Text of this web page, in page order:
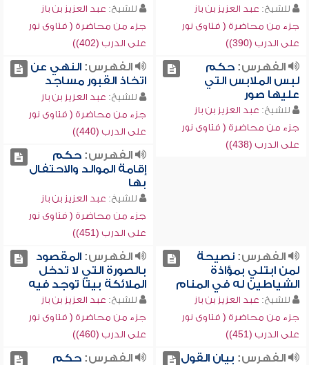
للشيخ: عبد العزيز بن باز
جزء من محاضرة ( فتاوى نور
على الدرب (390))
للشيخ: عبد العزيز بن باز
جزء من محاضرة ( فتاوى نور
على الدرب (402))
الفهرس:حكم
لبس الملابس التي
عليها صور
للشيخ: عبد العزيز بن باز
جزء من محاضرة ( فتاوى نور
على الدرب (438))
الفهرس:النهي عن
اتخاذ القبور مساجد
للشيخ: عبد العزيز بن باز
جزء من محاضرة ( فتاوى نور
على الدرب (440))
الفهرس:حكم
إقامة الموالد والاحتفال
بها
للشيخ: عبد العزيز بن باز
جزء من محاضرة ( فتاوى نور
على الدرب (451))
الفهرس:نصيحة
لمن ابتلي بمؤاذة
الشياطين له في المنام
للشيخ: عبد العزيز بن باز
جزء من محاضرة ( فتاوى نور
على الدرب (451))
الفهرس:المقصود
بالصورة التي لا تدخل
الملائكة بيتاً توجد فيه
للشيخ: عبد العزيز بن باز
جزء من محاضرة ( فتاوى نور
على الدرب (460))
الفهرس: بيان القول
الفهرس:حكم